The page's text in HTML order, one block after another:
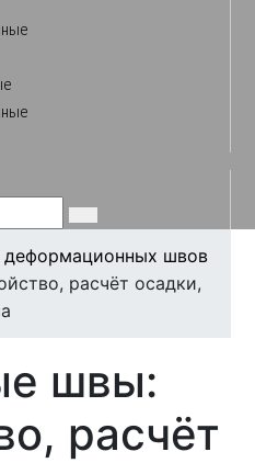
деформационных швов
расчёт осадки,
швы:
расчёт